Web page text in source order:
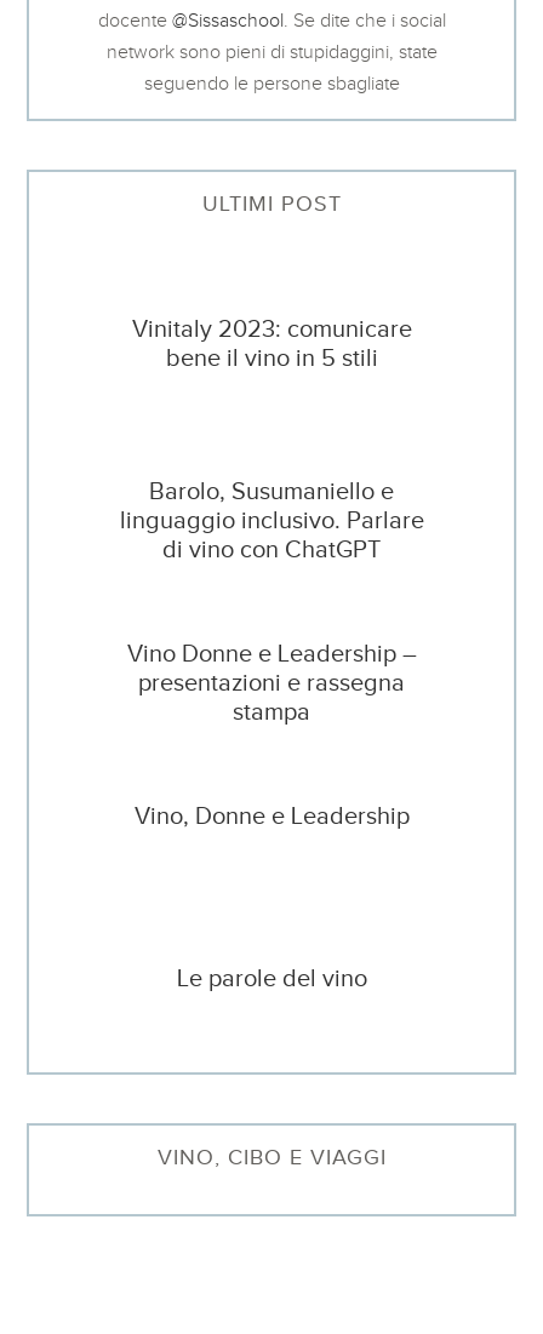
docente @Sissaschool. Se dite che i social
network sono pieni di stupidaggini, state
seguendo le persone sbagliate
ULTIMI POST
Vinitaly 2023: comunicare
bene il vino in 5 stili
Barolo, Susumaniello e
linguaggio inclusivo. Parlare
di vino con ChatGPT
Vino Donne e Leadership –
presentazioni e rassegna
stampa
Vino, Donne e Leadership
Le parole del vino
VINO, CIBO E VIAGGI